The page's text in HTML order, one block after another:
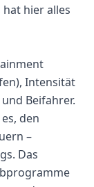
hier alles
Intensität
Beifahrer.
den
–
Das